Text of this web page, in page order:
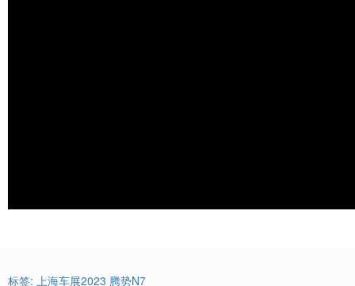
标签: 上海车展2023 腾势N7